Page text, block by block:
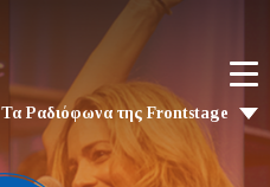
Τα Ραδιόφωνα της Frontstage